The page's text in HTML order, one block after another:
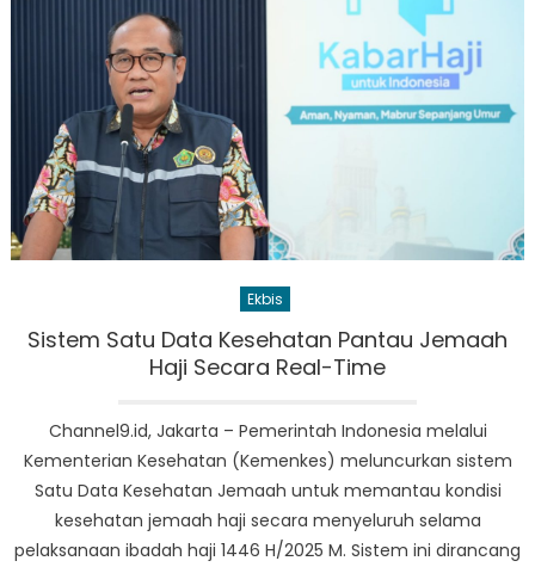
Ekbis
Sistem Satu Data Kesehatan Pantau Jemaah
Haji Secara Real-Time
Channel9.id, Jakarta – Pemerintah Indonesia melalui
Kementerian Kesehatan (Kemenkes) meluncurkan sistem
Satu Data Kesehatan Jemaah untuk memantau kondisi
kesehatan jemaah haji secara menyeluruh selama
pelaksanaan ibadah haji 1446 H/2025 M. Sistem ini dirancang